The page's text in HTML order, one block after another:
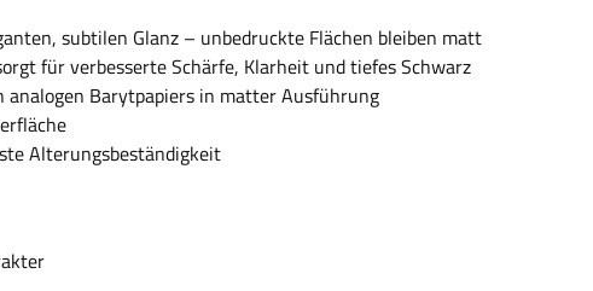
subtilen Glanz – unbedruckte Flächen bleiben matt
für verbesserte Schärfe, Klarheit und tiefes Schwarz
Barytpapiers in matter Ausführung
Alterungsbeständigkeit